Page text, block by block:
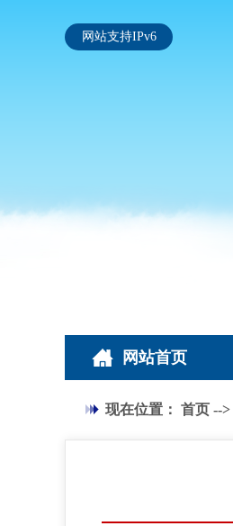
网站支持IPv6
网站首页
现在位置： 首页 -->